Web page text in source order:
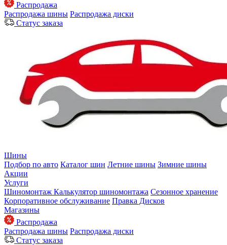
Распродажа
Распродажа шины Распродажа диски
Статус заказа
Шины
Подбор по авто Каталог шин Летние шины Зимние шины
Акции
Услуги
Шиномонтаж Калькулятор шиномонтажа Сезонное хранение
Корпоративное обслуживание Правка Дисков
Магазины
Распродажа
Распродажа шины Распродажа диски
Статус заказа